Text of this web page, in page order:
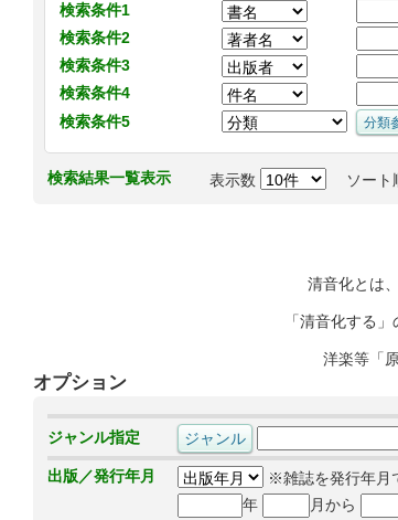
検索条件1
検索条件2
検索条件3
検索条件4
検索条件5
検索結果一覧表示 表示数 ソート
清音化とは
「清音化する
洋楽等「
オプション
ジャンル指定
出版／発行年月
※雑誌を発行年月
年
月から